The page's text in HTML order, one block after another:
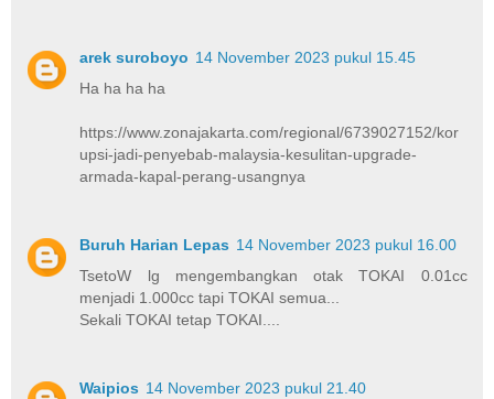
arek suroboyo 14 November 2023 pukul 15.45
Ha ha ha ha
https://www.zonajakarta.com/regional/6739027152/kor
upsi-jadi-penyebab-malaysia-kesulitan-upgrade-
armada-kapal-perang-usangnya
Buruh Harian Lepas 14 November 2023 pukul 16.00
TsetoW lg mengembangkan otak TOKAI 0.01cc
menjadi 1.000cc tapi TOKAI semua...
Sekali TOKAI tetap TOKAI....
Waipios 14 November 2023 pukul 21.40